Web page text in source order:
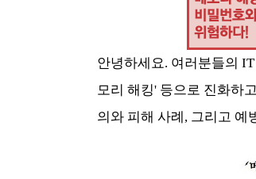
안녕하세요. 여러분들의
모리 해킹' 등으로 진화하
의와 피해 사례, 그리고 예